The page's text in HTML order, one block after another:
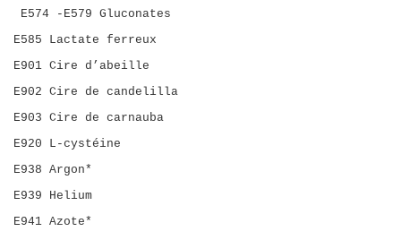
E574 -E579 Gluconates
E585 Lactate ferreux
E901 Cire d’abeille
E902 Cire de candelilla
E903 Cire de carnauba
E920 L-cystéine
E938 Argon*
E939 Helium
E941 Azote*